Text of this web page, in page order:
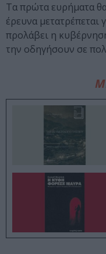
Τα πρώτα ευρήματα
έρευνα
προλάβει η
την οδηγήσουν σε